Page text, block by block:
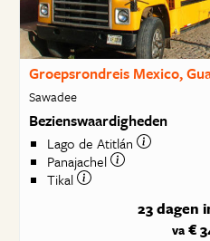
Groepsrondreis Mexico,
Sawadee
Bezienswaardigheden
Lago de Atitlán
Panajachel
Tikal
23 dagen
va €